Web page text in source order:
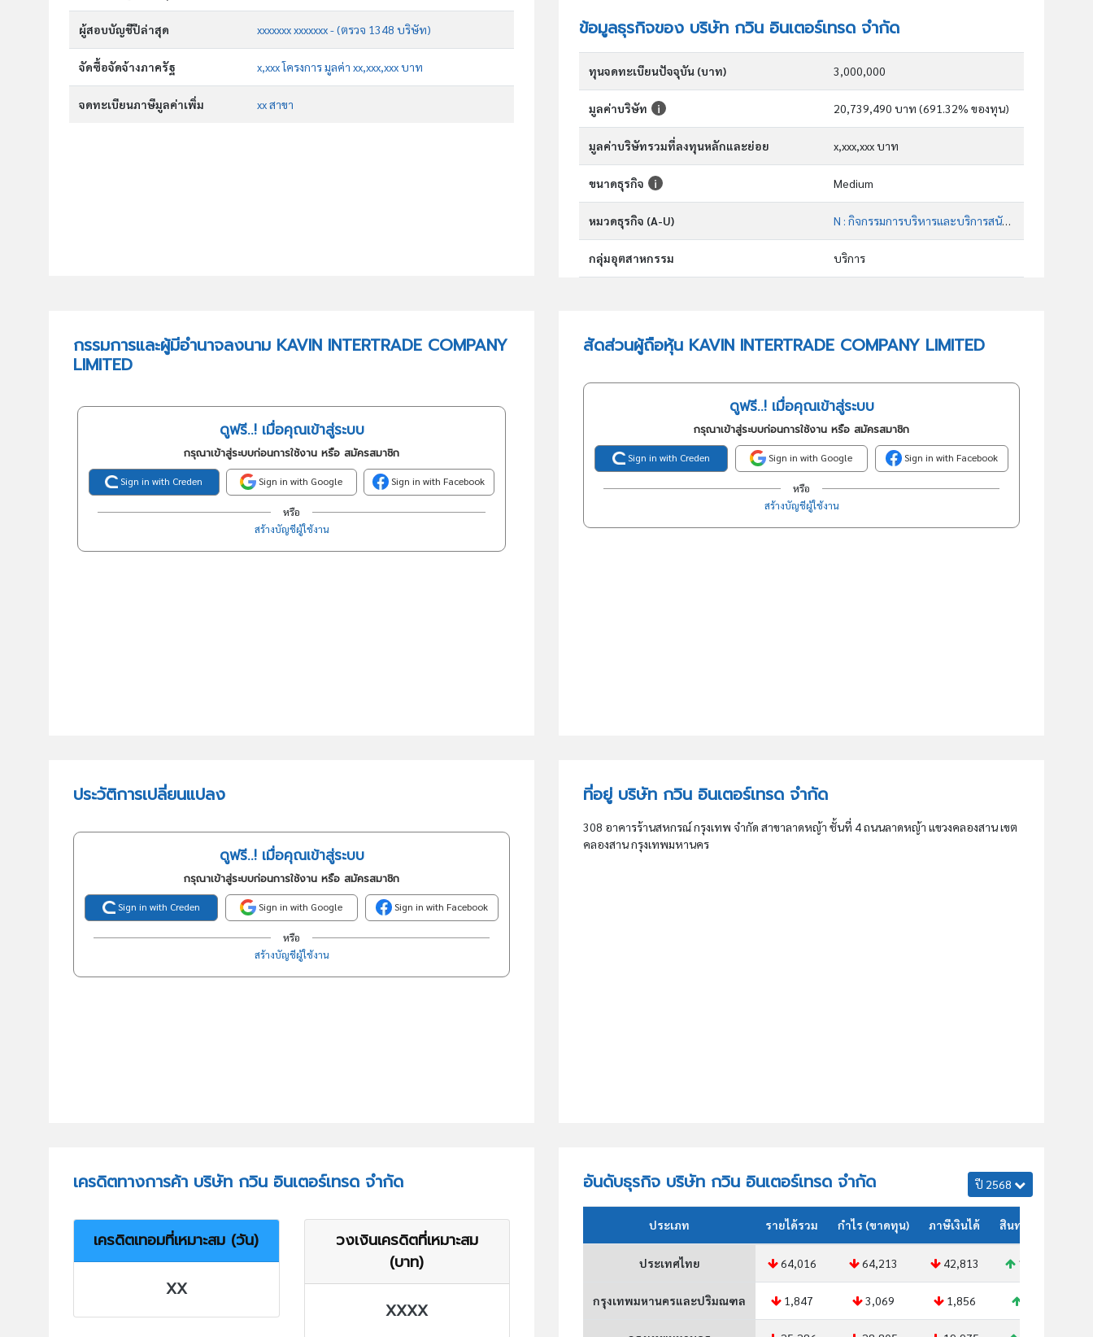
ผู้สอบบัญชีปีล่าสุด xxxxxxx xxxxxxx - (ตรวจ 1348 บริษัท)
จัดซื้อจัดจ้างภาครัฐ x,xxx โครงการ มูลค่า xx,xxx,xxx บาท
จดทะเบียนภาษีมูลค่าเพิ่ม xx สาขา
ข้อมูลธุรกิจของ บริษัท กวิน อินเตอร์เทรด จำกัด
ทุนจดทะเบียนปัจจุบัน (บาท) 3,000,000
มูลค่าบริษัท 20,739,490 บาท (691.32% ของทุน)
มูลค่าบริษัทรวมที่ลงทุนหลักและย่อย x,xxx,xxx บาท
ขนาดธุรกิจ Medium
หมวดธุรกิจ (A-U) N : กิจกรรมการบริหารและบริการสนับสนุน
กลุ่มอุตสาหกรรม บริการ
กรรมการและผู้มีอำนาจลงนาม KAVIN INTERTRADE COMPANY
LIMITED
ดูฟรี..! เมื่อคุณเข้าสู่ระบบ
กรุณาเข้าสู่ระบบก่อนการใช้งาน หรือ สมัครสมาชิก
Sign in with Creden Sign in with Google Sign in with Facebook
หรือ
สร้างบัญชีผู้ใช้งาน
สัดส่วนผู้ถือหุ้น KAVIN INTERTRADE COMPANY LIMITED
ดูฟรี..! เมื่อคุณเข้าสู่ระบบ
กรุณาเข้าสู่ระบบก่อนการใช้งาน หรือ สมัครสมาชิก
Sign in with Creden Sign in with Google Sign in with Facebook
หรือ
สร้างบัญชีผู้ใช้งาน
ประวัติการเปลี่ยนแปลง
ดูฟรี..! เมื่อคุณเข้าสู่ระบบ
กรุณาเข้าสู่ระบบก่อนการใช้งาน หรือ สมัครสมาชิก
Sign in with Creden Sign in with Google Sign in with Facebook
หรือ
สร้างบัญชีผู้ใช้งาน
ที่อยู่ บริษัท กวิน อินเตอร์เทรด จำกัด
308 อาคารร้านสหกรณ์ กรุงเทพ จำกัด สาขาลาดหญ้า ชั้นที่ 4 ถนนลาดหญ้า แขวงคลองสาน เขต
คลองสาน กรุงเทพมหานคร
เครดิตทางการค้า บริษัท กวิน อินเตอร์เทรด จำกัด
เครดิตเทอมที่เหมาะสม (วัน)
XX
วงเงินเครดิตที่เหมาะสม
(บาท)
XXXX
อันดับธุรกิจ บริษัท กวิน อินเตอร์เทรด จำกัด ปี 2568
ประเภท รายได้รวม กำไร (ขาดทุน) ภาษีเงินได้ สินทรัพย์รวม
ประเทศไทย 64,016 64,213 42,813 102,047
กรุงเทพมหานครและปริมณฑล 1,847 3,069 1,856